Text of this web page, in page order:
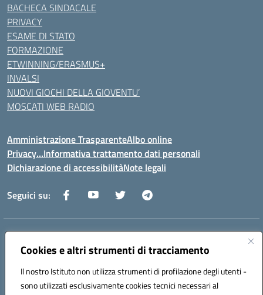
Cookies e altri strumenti di tracciamento
Il nostro Istituto non utilizza strumenti di profilazione degli utenti -
sono utilizzati esclusivamente cookies tecnici necessari al
BACHECA SINDACALE
PRIVACY
ESAME DI STATO
FORMAZIONE
ETWINNING/ERASMUS+
INVALSI
NUOVI GIOCHI DELLA GIOVENTU’
MOSCATI WEB RADIO
Amministrazione TrasparenteAlbo online
Privacy…Informativa trattamento dati personali
Dichiarazione di accessibilitàNote legali
Seguici su:
Indirizzo:
Centralino:089 201032 Email:saic88800v@istruzione.it
Codice fiscale: 80028930651